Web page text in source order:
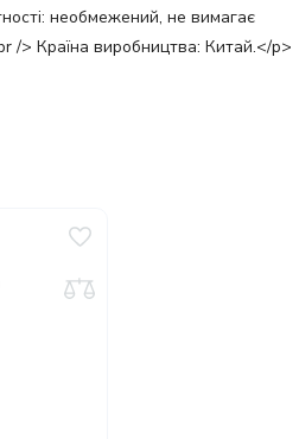
необмежений, не вимагає
/> Країна виробництва: Китай.</p>